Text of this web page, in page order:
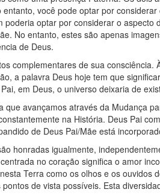
você pode optar por
optar por considerar o aspecto
No entanto, estes são apenas
de Deus.
complementares de sua consciência.
a palavra Deus hoje tem que
em Deus, o universo deixaria de
avançamos através da Mudança
na História. Deus Pai
de Deus Pai/Mãe está
honradas igualmente,
no coração significa o amor
Terra como os olhos e os ouvidos
de vista possíveis. Esta